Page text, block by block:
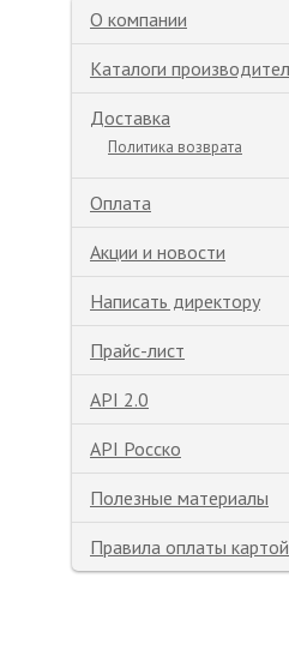
О компании
Каталоги
Доставка
Политика возврата
Оплата
Акции и новости
Написать директору
Прайс-лист
API 2.0
API Росско
Полезные материалы
Правила оплаты картой